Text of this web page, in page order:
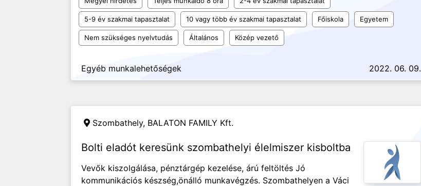
5-9 év szakmai tapasztalat 10 vagy több év szakmai tapasztalat Főiskola Egyetem
Nem szükséges nyelvtudás Általános Közép vezető
Egyéb munkalehetőségek 2022. 06. 09.
Szombathely, BALATON FAMILY Kft.
Bolti eladót keresünk szombathelyi élelmiszer kisboltba
Vevők kiszolgálása, pénztárgép kezelése, árú feltöltés Jó
kommunikációs készség,önálló munkavégzés. Szombathelyen a Váci